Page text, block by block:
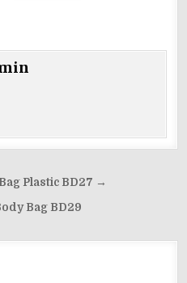
Plastic BD27 →
Bag BD29